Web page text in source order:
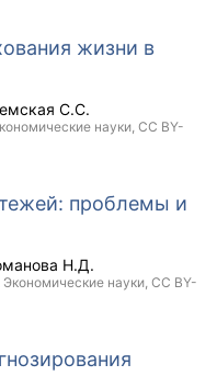
жизни в
С.С.
науки, CC BY-
проблемы и
Н.Д.
Экономические науки, CC BY-